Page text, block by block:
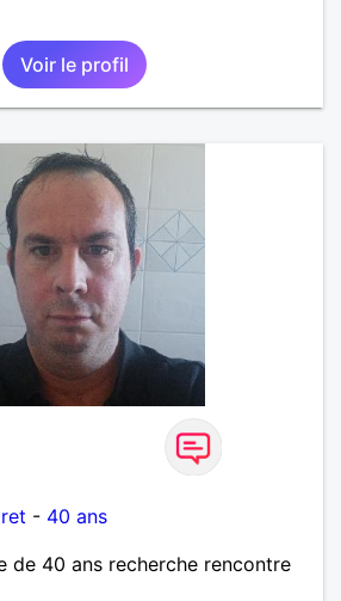
Voir le profil
- 40 ans
de 40 ans recherche rencontre